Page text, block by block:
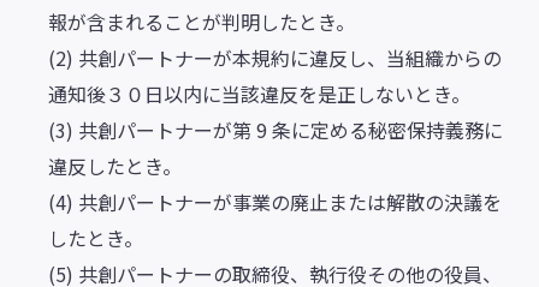
報が含まれることが判明したとき。
(2) 共創パートナーが本規約に違反し、当組織からの
通知後３０日以内に当該違反を是正しないとき。
(3) 共創パートナーが第 9 条に定める秘密保持義務に
違反したとき。
(4) 共創パートナーが事業の廃止または解散の決議を
したとき。
(5) 共創パートナーの取締役、執行役その他の役員、